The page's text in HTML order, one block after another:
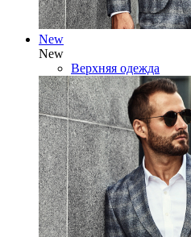
New
New
Верхняя одежда